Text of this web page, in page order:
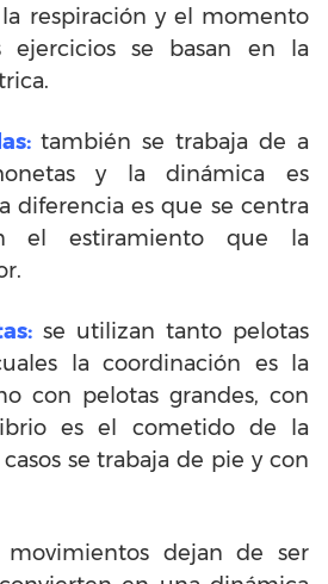
respiración y el momento
ejercicios se basan en la
también se trabaja de a
y la dinámica es
diferencia es que se centra
el estiramiento que la
se utilizan tanto pelotas
la coordinación es la
con pelotas grandes, con
es el cometido de la
se trabaja de pie y con
movimientos dejan de ser